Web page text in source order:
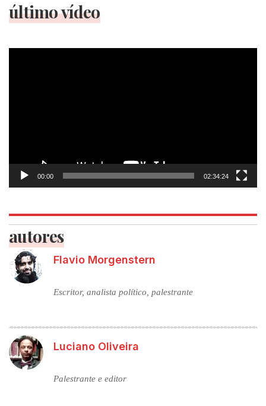
último vídeo
Tocador
00:00 02:34:24
autores
Flavio Morgenstern
Escritor, analista político, palestrante
Luciano Oliveira
Palestrante e editor